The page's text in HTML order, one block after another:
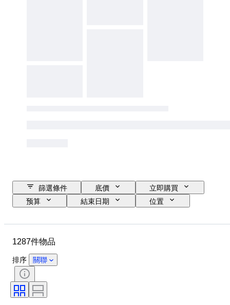
篩選條件 底價
立即購買
预算
結束日期
位置
狀態
時代
型號
1287件物品
排序 關聯